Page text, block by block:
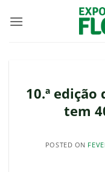
10.ª edição
tem
POSTED ON